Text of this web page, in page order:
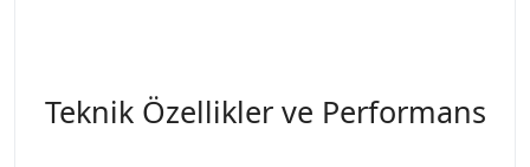
Teknik Özellikler ve Performans